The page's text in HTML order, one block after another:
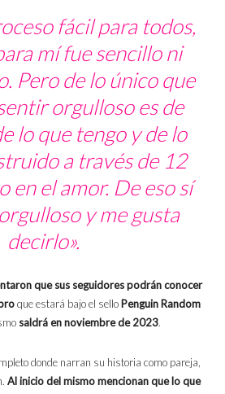
fácil para todos,
mí fue sencillo ni
Pero de lo único que
orgulloso es de
lo que tengo y de lo
a través de 12
en el amor. De eso sí
y me gusta
decirlo».
que sus seguidores podrán conocer
que estará bajo el sello Penguin Random
saldrá en noviembre de 2023.
donde narran su historia como pareja,
Al inicio del mismo mencionan que lo que